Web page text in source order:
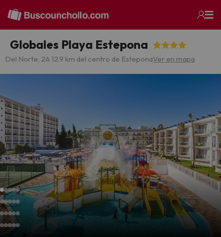
Globales Playa Estepona
Del Norte, 2A 12.9 km del centro de EsteponaVer en mapa